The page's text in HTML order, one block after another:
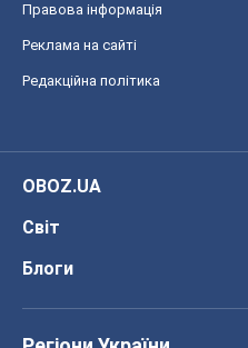
Правова інформація
Реклама на сайті
Редакційна політика
OBOZ.UA
Світ
Блоги